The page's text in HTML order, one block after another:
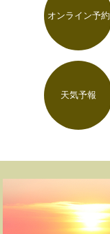
オンライン予約
天気予報